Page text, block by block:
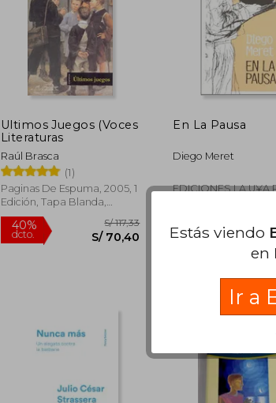
55%
dcto.
55%
dcto.
Ultimos Juegos (Voces
Literaturas
Raúl Brasca
(1)
Paginas De Espuma, 2005, 1
Edición, Tapa Blanda,
Nuevo
En La Pausa
Diego Meret
EDICIONES LA U¥A
Estás viendo
en
Ir a